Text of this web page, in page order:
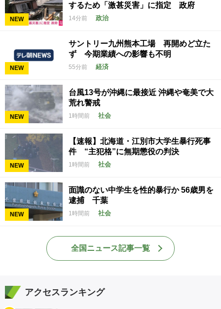
NEW
するため「激甚災害」に指定 政府
14分前 政治
NEW
サントリー九州熊本工場 再開めど立た
ず 今期業績への影響も不明
55分前 経済
NEW
台風13号が沖縄に最接近 沖縄や奄美で大
荒れ警戒
1時間前 社会
NEW
【速報】北海道・江別市大学生暴行死事
件 “主犯格”に無期懲役の判決
1時間前 社会
NEW
面識のない中学生を性的暴行か 56歳男を
逮捕 千葉
1時間前 社会
全国ニュース記事一覧
アクセスランキング